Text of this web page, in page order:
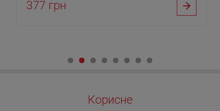
377 грн
Корисне